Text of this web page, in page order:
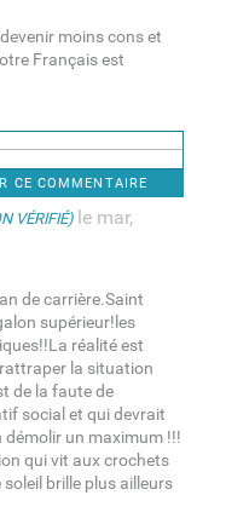
moins cons et
Français est
CE COMMENTAIRE
VÉRIFIÉ)le mar,
de carrière.Saint
supérieur!les
réalité est
la situation
de la faute de
social et qui devrait
un maximum !!!
qui vit aux crochets
brille plus ailleurs